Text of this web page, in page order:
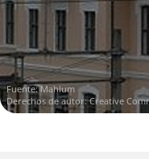
Fuente:Mahlum
Derechos de autor: Creative